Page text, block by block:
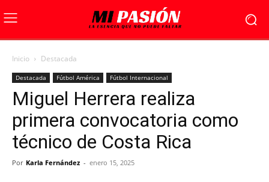
Inicio Destacada
Destacada Fútbol América Fútbol Internacional
Miguel Herrera realiza
primera convocatoria como
técnico de Costa Rica
Por Karla Fernández - enero 15, 2025